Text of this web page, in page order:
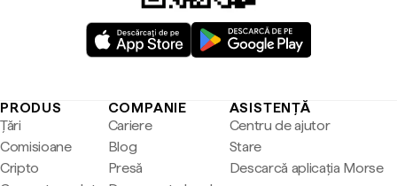
PRODUS
Țări
Comisioane
Cripto
COMPANIE
Cariere
Blog
Presă
ASISTENȚĂ
Centru de ajutor
Stare
Descarcă aplicația Morse